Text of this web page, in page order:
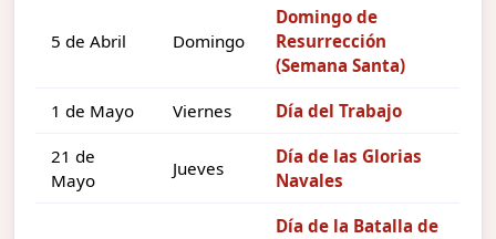
5 de Abril Domingo
Domingo de
Resurrección
(Semana Santa)
1 de Mayo Viernes Día del Trabajo
21 de
Mayo
Jueves
Día de las Glorias
Navales
Día de la Batalla de